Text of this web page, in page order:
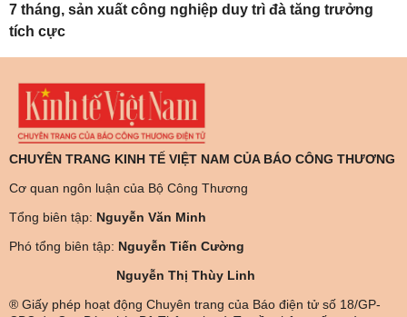
7 tháng, sản xuất công nghiệp duy trì đà tăng trưởng
tích cực
CHUYÊN TRANG KINH TẾ VIỆT NAM CỦA BÁO CÔNG THƯƠNG
Cơ quan ngôn luận của Bộ Công Thương
Tổng biên tập: Nguyễn Văn Minh
Phó tổng biên tập: Nguyễn Tiến Cường
Nguyễn Thị Thùy Linh
® Giấy phép hoạt động Chuyên trang của Báo điện tử số 18/GP-